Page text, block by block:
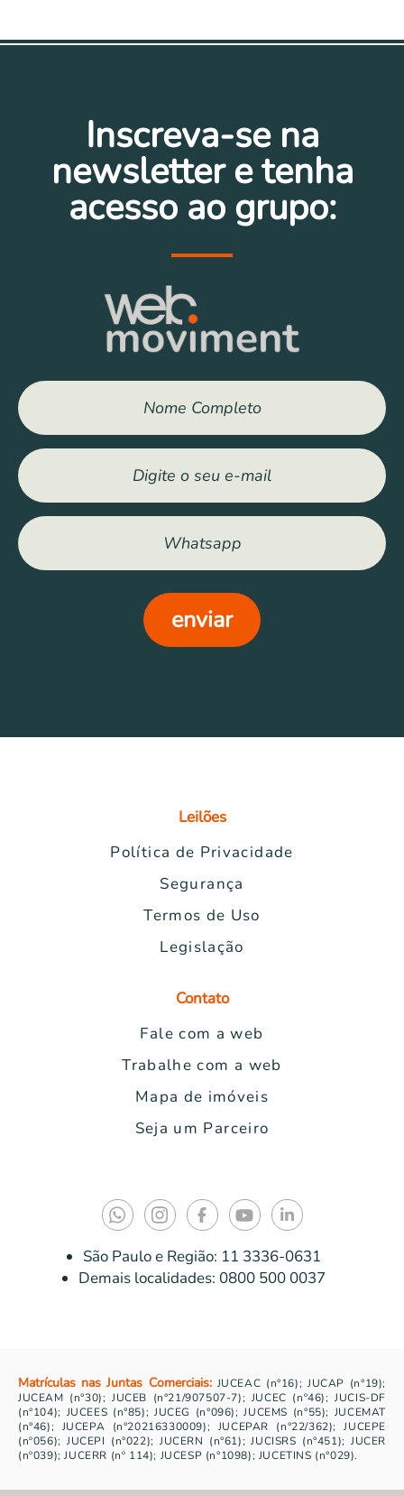
Inscreva-se na
newsletter e tenha
acesso ao grupo:
enviar
Leilões
Política de Privacidade
Segurança
Termos de Uso
Legislação
Contato
Fale com a web
Trabalhe com a web
Mapa de imóveis
Seja um Parceiro
São Paulo e Região: 11 3336-0631
Demais localidades: 0800 500 0037
Matrículas nas Juntas Comerciais: JUCEAC (n°16); JUCAP (n°19);
JUCEAM (n°30); JUCEB (n°21/907507-7); JUCEC (nº46); JUCIS-DF
(n°104); JUCEES (n°85); JUCEG (n°096); JUCEMS (n°55); JUCEMAT
(n°46); JUCEPA (n°20216330009); JUCEPAR (n°22/362); JUCEPE
(nº056); JUCEPI (n°022); JUCERN (n°61); JUCISRS (n°451); JUCER
(nº039); JUCERR (nº 114); JUCESP (n°1098); JUCETINS (n°029).